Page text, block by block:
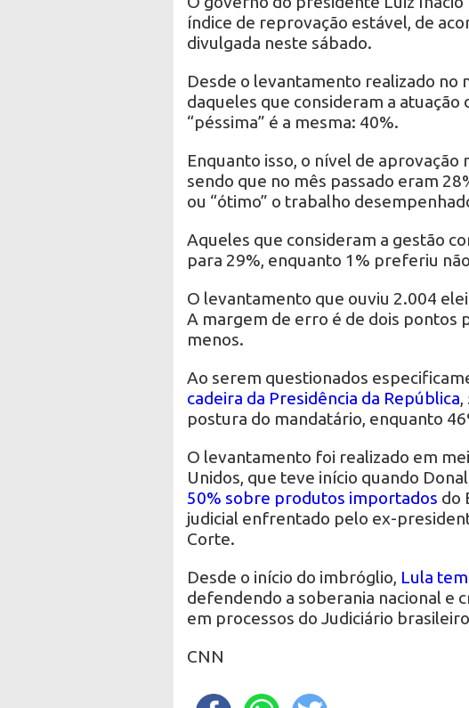
índice de reprovação estável, de
divulgada neste sábado.
Desde o levantamento realizado no
daqueles que consideram a atuação
“péssima” é a mesma: 40%.
Enquanto isso, o nível de aprovação
sendo que no mês passado eram
ou “ótimo” o trabalho
Aqueles que consideram a gestão
para 29%, enquanto 1% preferiu
O levantamento que ouviu 2.004
A margem de erro é de dois pontos
menos.
Ao serem questionados
cadeira da Presidência da República,
postura do mandatário, enquanto
O levantamento foi realizado em
Unidos, que teve início quando
50% sobre produtos importados do
judicial enfrentado pelo ex-
Corte.
Desde o início do imbróglio, Lula
defendendo a soberania nacional e
em processos do Judiciário
CNN